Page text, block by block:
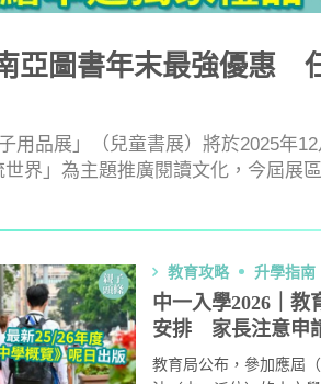
亞圖書年末最強優惠
用品展」（兒童書展）將於2025年12
界」為主題推廣閱讀文化，今屆展
，為小朋友帶來優質中英文兒童讀
教育攻略 升學指南
中一入學2026｜教
安排 家長注意申
教育局公布，參加應屆
教育攻略